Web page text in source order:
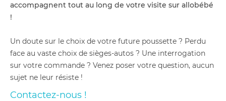
accompagnent tout au long de votre visite sur allobébé
!
Un doute sur le choix de votre future poussette ? Perdu
face au vaste choix de sièges-autos ? Une interrogation
sur votre commande ? Venez poser votre question, aucun
sujet ne leur résiste !
Contactez-nous !